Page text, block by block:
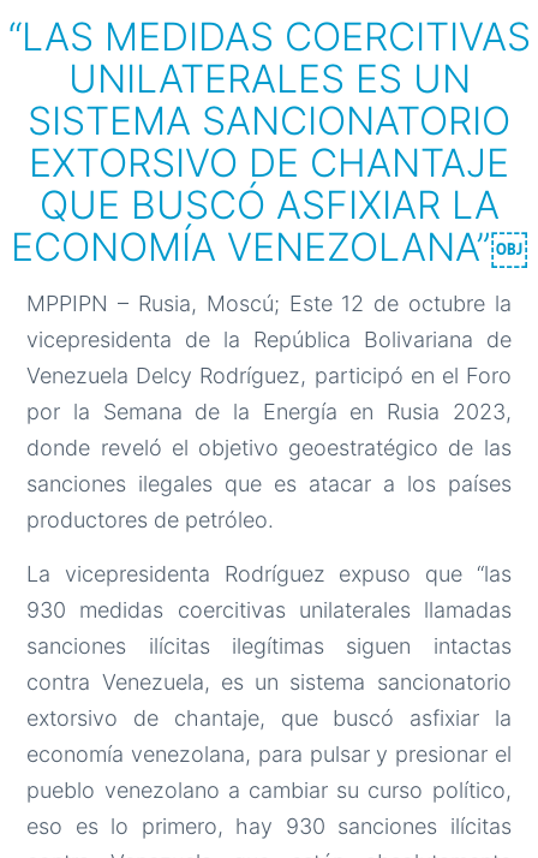
“LAS MEDIDAS COERCITIVAS
UNILATERALES ES UN
SISTEMA SANCIONATORIO
EXTORSIVO DE CHANTAJE
QUE BUSCÓ ASFIXIAR LA
ECONOMÍA VENEZOLANA”￼
MPPIPN – Rusia, Moscú; Este 12 de octubre la
vicepresidenta de la República Bolivariana de
Venezuela Delcy Rodríguez, participó en el Foro
por la Semana de la Energía en Rusia 2023,
donde reveló el objetivo geoestratégico de las
sanciones ilegales que es atacar a los países
productores de petróleo.
La vicepresidenta Rodríguez expuso que “las
930 medidas coercitivas unilaterales llamadas
sanciones ilícitas ilegítimas siguen intactas
contra Venezuela, es un sistema sancionatorio
extorsivo de chantaje, que buscó asfixiar la
economía venezolana, para pulsar y presionar el
pueblo venezolano a cambiar su curso político,
eso es lo primero, hay 930 sanciones ilícitas